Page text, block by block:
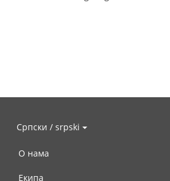
Српски / srpski
О нама
Екипа